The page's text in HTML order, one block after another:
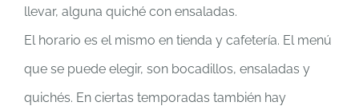
llevar, alguna quiché con ensaladas.
El horario es el mismo en tienda y cafetería. El menú
que se puede elegir, son bocadillos, ensaladas y
quichés. En ciertas temporadas también hay